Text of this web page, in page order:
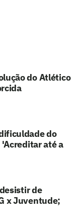
do Atlético
do
até a
de
x Juventude;